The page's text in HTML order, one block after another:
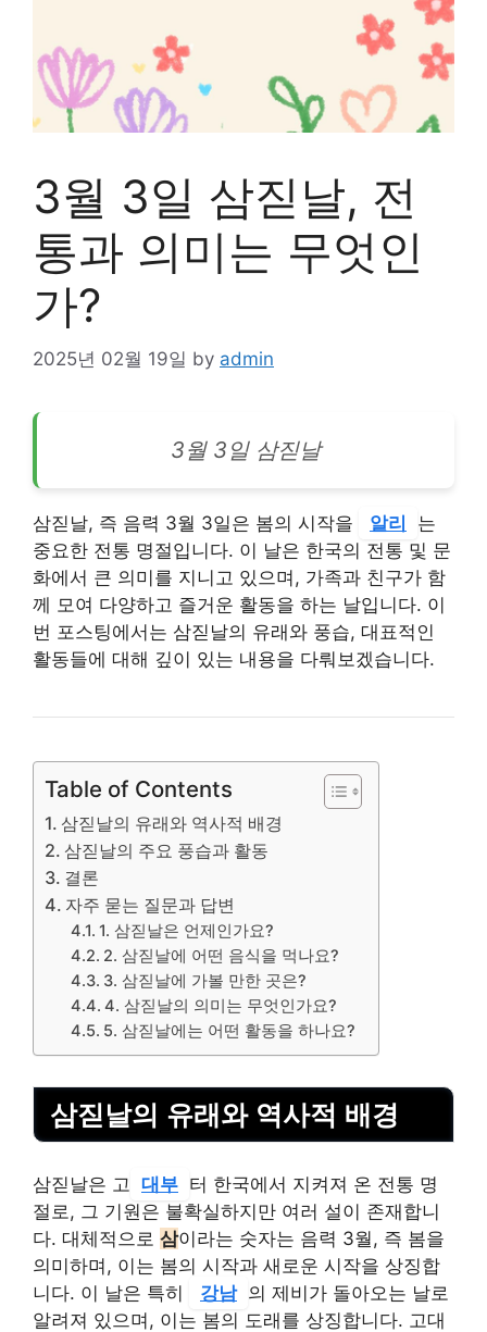
3월 3일 삼짇날, 전
통과 의미는 무엇인
가?
2025년 02월 19일 by admin
3월 3일 삼짇날
삼짇날, 즉 음력 3월 3일은 봄의 시작을 알리
는
중요한 전통 명절입니다. 이 날은 한국의 전통 및 문
화에서 큰 의미를 지니고 있으며, 가족과 친구가 함
께 모여 다양하고 즐거운 활동을 하는 날입니다. 이
번 포스팅에서는 삼짇날의 유래와 풍습, 대표적인
활동들에 대해 깊이 있는 내용을 다뤄보겠습니다.
Table of Contents
삼짇날의 유래와 역사적 배경
삼짇날의 주요 풍습과 활동
결론
자주 묻는 질문과 답변
1. 삼짇날은 언제인가요?
2. 삼짇날에 어떤 음식을 먹나요?
3. 삼짇날에 가볼 만한 곳은?
4. 삼짇날의 의미는 무엇인가요?
5. 삼짇날에는 어떤 활동을 하나요?
삼짇날의 유래와 역사적 배경
삼짇날은 고 대부 터 한국에서 지켜져 온 전통 명
절로, 그 기원은 불확실하지만 여러 설이 존재합니
다. 대체적으로 삼이라는 숫자는 음력 3월, 즉 봄을
의미하며, 이는 봄의 시작과 새로운 시작을 상징합
니다. 이 날은 특히
강남 의 제비가 돌아오는 날로
알려져 있으며, 이는 봄의 도래를 상징합니다. 고대